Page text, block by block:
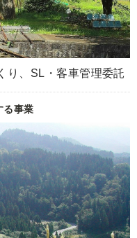
り、SL・客車管理委託
る事業